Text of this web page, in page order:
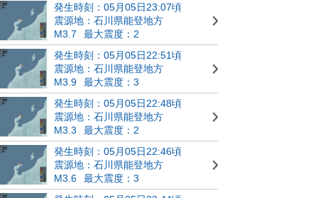
発生時刻：05月05日23:07頃
震源地：石川県能登地方
M3.7
最大震度：2
発生時刻：05月05日22:51頃
震源地：石川県能登地方
M3.9
最大震度：3
発生時刻：05月05日22:48頃
震源地：石川県能登地方
M3.3
最大震度：2
発生時刻：05月05日22:46頃
震源地：石川県能登地方
M3.6
最大震度：3